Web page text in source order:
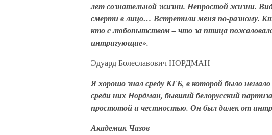
лет сознательной жизни. Непростой жизни.
смерти в лицо… Встретили меня по-разному.
кто с любопытством – что за птица
интригующие».
Эдуард Болеславович НОРДМАН
Я хорошо знал среду КГБ, в которой было
среди них Нордман, бывший белорусский
простотой и честностью. Он был далек от
Академик Чазов